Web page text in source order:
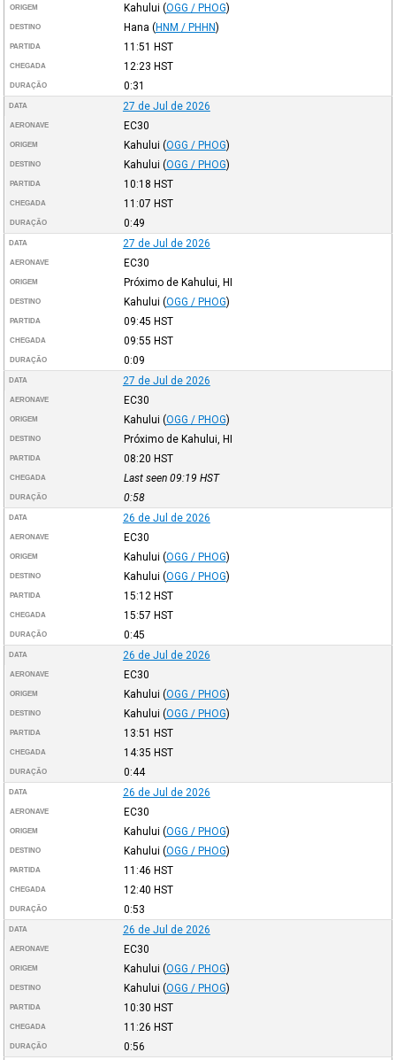
ORIGEM Kahului (OGG / PHOG)
DESTINO Hana (HNM / PHHN)
PARTIDA 11:51 HST
CHEGADA 12:23 HST
DURAÇÃO 0:31
DATA 27 de Jul de 2026
AERONAVE EC30
ORIGEM Kahului (OGG / PHOG)
DESTINO Kahului (OGG / PHOG)
PARTIDA 10:18 HST
CHEGADA 11:07 HST
DURAÇÃO 0:49
DATA 27 de Jul de 2026
AERONAVE EC30
ORIGEM Próximo de Kahului, HI
DESTINO Kahului (OGG / PHOG)
PARTIDA 09:45 HST
CHEGADA 09:55 HST
DURAÇÃO 0:09
DATA 27 de Jul de 2026
AERONAVE EC30
ORIGEM Kahului (OGG / PHOG)
DESTINO Próximo de Kahului, HI
PARTIDA 08:20 HST
CHEGADA Last seen 09:19 HST
DURAÇÃO 0:58
DATA 26 de Jul de 2026
AERONAVE EC30
ORIGEM Kahului (OGG / PHOG)
DESTINO Kahului (OGG / PHOG)
PARTIDA 15:12 HST
CHEGADA 15:57 HST
DURAÇÃO 0:45
DATA 26 de Jul de 2026
AERONAVE EC30
ORIGEM Kahului (OGG / PHOG)
DESTINO Kahului (OGG / PHOG)
PARTIDA 13:51 HST
CHEGADA 14:35 HST
DURAÇÃO 0:44
DATA 26 de Jul de 2026
AERONAVE EC30
ORIGEM Kahului (OGG / PHOG)
DESTINO Kahului (OGG / PHOG)
PARTIDA 11:46 HST
CHEGADA 12:40 HST
DURAÇÃO 0:53
DATA 26 de Jul de 2026
AERONAVE EC30
ORIGEM Kahului (OGG / PHOG)
DESTINO Kahului (OGG / PHOG)
PARTIDA 10:30 HST
CHEGADA 11:26 HST
DURAÇÃO 0:56